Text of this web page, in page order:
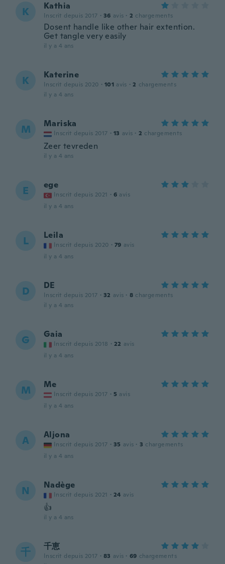
K Kathia
Inscrit depuis 2017 · 36 avis · 2 chargements
Dosent handle like other hair extention.
Get tangle very easily
il y a 4 ans
K Katerine
Inscrit depuis 2020 · 101 avis · 2 chargements
il y a 4 ans
M Mariska
Inscrit depuis 2017 · 13 avis · 2 chargements
Zeer tevreden
il y a 4 ans
E ege
Inscrit depuis 2021 · 6 avis
il y a 4 ans
L Leila
Inscrit depuis 2020 · 79 avis
il y a 4 ans
D DE
Inscrit depuis 2017 · 32 avis · 8 chargements
il y a 4 ans
G Gaia
Inscrit depuis 2018 · 22 avis
il y a 4 ans
M Me
Inscrit depuis 2017 · 5 avis
il y a 4 ans
A Aljona
Inscrit depuis 2017 · 35 avis · 3 chargements
il y a 4 ans
N Nadège
Inscrit depuis 2021 · 24 avis
👍
il y a 4 ans
千 千恵
Inscrit depuis 2017 · 83 avis · 69 chargements